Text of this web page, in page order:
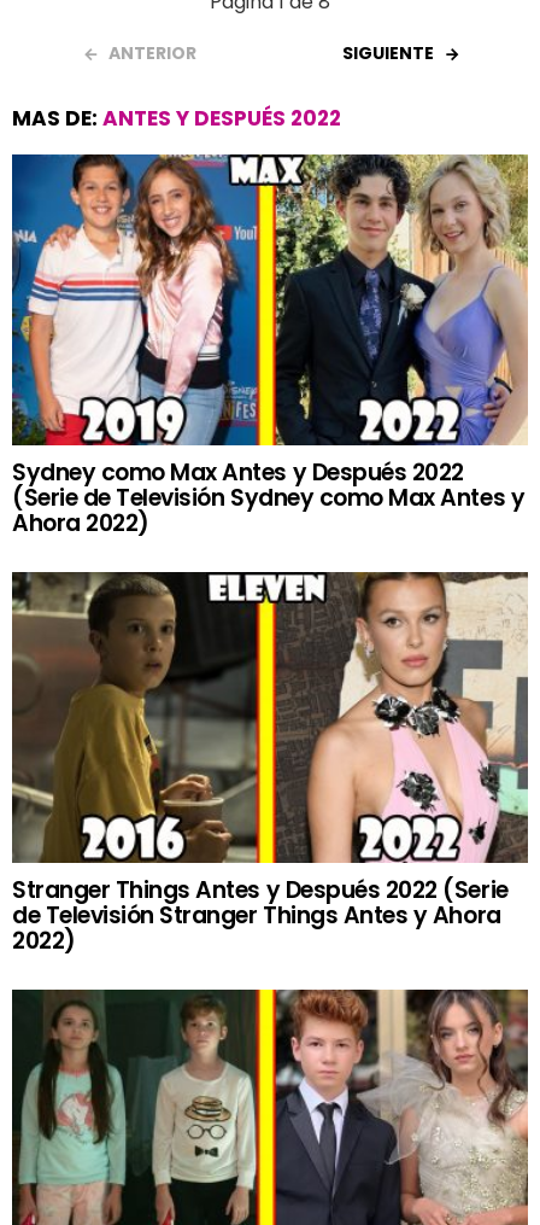
ANTERIOR SIGUIENTE
MAS DE: ANTES Y DESPUÉS 2022
Sydney como Max Antes y Después 2022
(Serie de Televisión Sydney como Max Antes y
Ahora 2022)
Stranger Things Antes y Después 2022 (Serie
de Televisión Stranger Things Antes y Ahora
2022)